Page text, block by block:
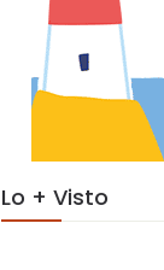
Lo + Visto